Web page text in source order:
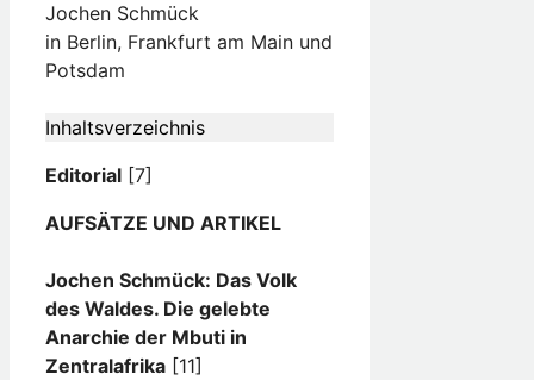
Jochen Schmück
in Berlin, Frankfurt am Main und
Potsdam
Inhaltsverzeichnis
Editorial [7]
AUFSÄTZE UND ARTIKEL
Jochen Schmück: Das Volk
des Waldes. Die gelebte
Anarchie der Mbuti in
Zentralafrika [11]